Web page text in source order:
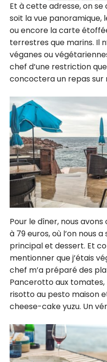
Et à cette adresse, on
soit la vue panoramique,
ou encore la carte
terrestres que marins. Il
véganes ou
chef d’une restriction
concoctera un repas sur
Pour le dîner, nous
à 79 euros, où l’on nous
principal et dessert. Et
mentionner que j’étais
chef m’a préparé des
Pancerotto aux tomates,
risotto au pesto maison
cheese-cake yuzu. Un